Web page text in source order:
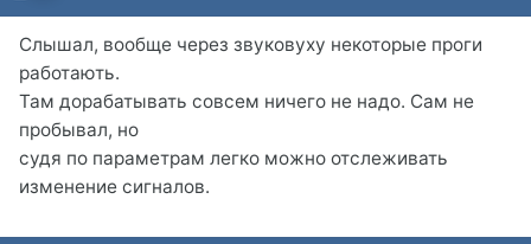
Слышал, вообще через звуковуху некоторые проги
работають.
Там дорабатывать совсем ничего не надо. Сам не
пробывал, но
судя по параметрам легко можно отслеживать
изменение сигналов.